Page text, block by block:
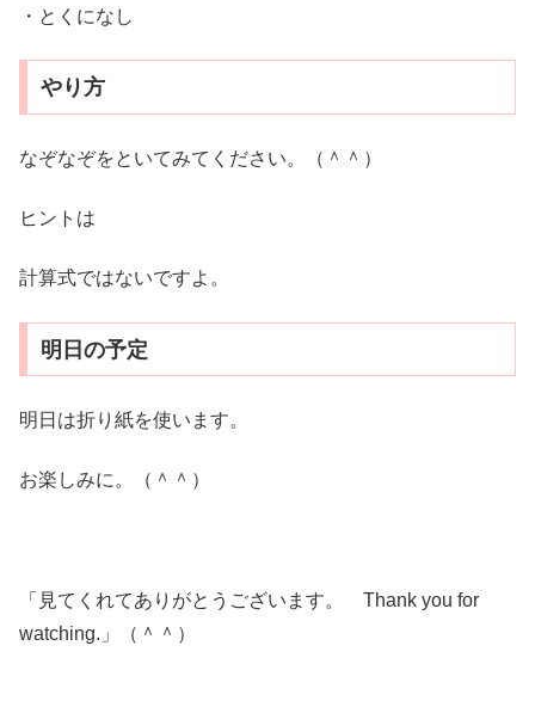
・とくになし
やり方
なぞなぞをといてみてください。（＾＾）
ヒントは
計算式ではないですよ。
明日の予定
明日は折り紙を使います。
お楽しみに。（＾＾）
「見てくれてありがとうございます。 Thank you for
watching.」（＾＾）